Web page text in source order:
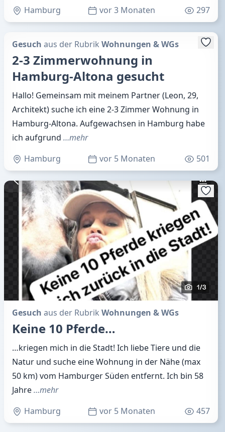
Hamburg
vor 3 Monaten 297
Gesuch aus der Rubrik Wohnungen & WGs
2-3 Zimmerwohnung in
Hamburg-Altona gesucht
Hallo! Gemeinsam mit meinem Partner (Leon, 29,
Architekt) suche ich eine 2-3 Zimmer Wohnung in
Hamburg-Altona. Aufgewachsen in Hamburg habe
ich aufgrund …mehr
Hamburg
vor 5 Monaten 501
Gesuch aus der Rubrik Wohnungen & WGs
Keine 10 Pferde…
…kriegen mich in die Stadt! Ich liebe Tiere und die
Natur und suche eine Wohnung in der Nähe (max
50 km) vom Hamburger Süden entfernt. Ich bin 58
Jahre…mehr
Hamburg
vor 5 Monaten 457